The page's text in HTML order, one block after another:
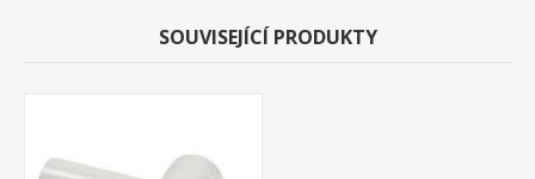
SOUVISEJÍCÍ PRODUKTY